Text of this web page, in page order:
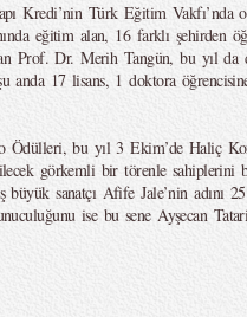
Kredi’nin Türk Eğitim Vakfı’nda
eğitim alan, 16 farklı şehirden
Prof. Dr. Merih Tangün, bu yıl da
anda 17 lisans, 1 doktora
Ödülleri, bu yıl 3 Ekim’de Haliç
görkemli bir törenle sahiplerini
büyük sanatçı Afife Jale’nin adını
ise bu sene Ayşecan